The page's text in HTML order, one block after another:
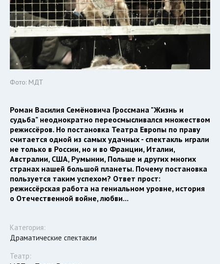
Фото: МДТ
Роман Василия Семёновича Гроссмана "Жизнь и
судьба" неоднократно переосмысливался множеством
режиссёров. Но постановка Театра Европы по праву
считается одной из самых удачных - спектакль играли
не только в России, но и во Франции, Италии,
Австралии, США, Румынии, Польше и других многих
странах нашей большой планеты. Почему постановка
пользуется таким успехом? Ответ прост:
режиссёрская работа на гениальном уровне, история
о Отечественной войне, любви...
Категория:
Драматические спектакли
Театр: